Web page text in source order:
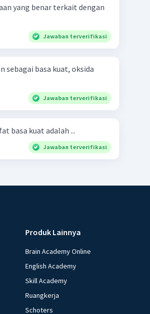
Jawaban terverifikasi
sebagai basa kuat, oksida
Jawaban terverifikasi
basa kuat adalah ...
Jawaban terverifikasi
Produk Lainnya
Brain Academy Online
English Academy
Skill Academy
Ruangkerja
Schoters